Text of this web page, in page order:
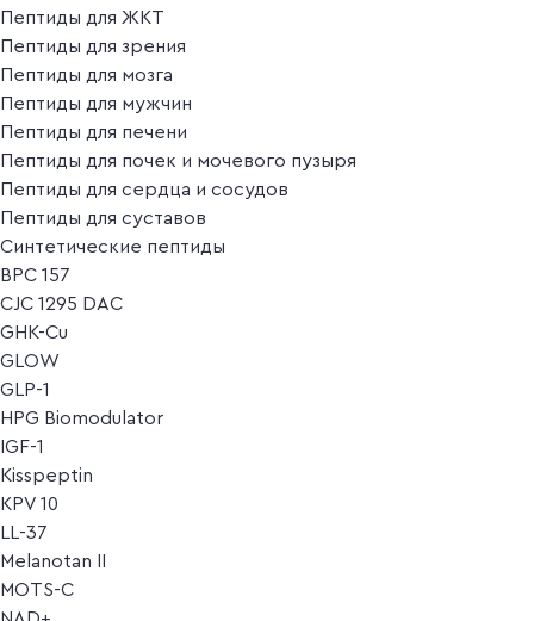
Пептиды для ЖКТ
Пептиды для зрения
Пептиды для мозга
Пептиды для мужчин
Пептиды для печени
Пептиды для почек и мочевого пузыря
Пептиды для сердца и сосудов
Пептиды для суставов
Синтетические пептиды
BPC 157
CJC 1295 DAC
GHK-Cu
GLOW
GLP-1
HPG Biomodulator
IGF-1
Kisspeptin
KPV 10
LL-37
Melanotan II
MOTS-C